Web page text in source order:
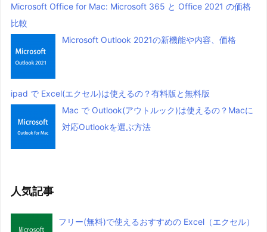
Microsoft Office for Mac: Microsoft 365 と Office 2021 の価格
比較
Microsoft Outlook 2021の新機能や内容、価格
ipad で Excel(エクセル)は使えるの？有料版と無料版
Mac で Outlook(アウトルック)は使えるの？Macに
対応Outlookを選ぶ方法
人気記事
フリー(無料)で使えるおすすめの Excel（エクセル）